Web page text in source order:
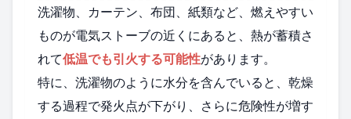
洗濯物、カーテン、布団、紙類など、燃えやすい
ものが電気ストーブの近くにあると、熱が蓄積さ
れて低温でも引火する可能性があります。
特に、洗濯物のように水分を含んでいると、乾燥
する過程で発火点が下がり、さらに危険性が増す